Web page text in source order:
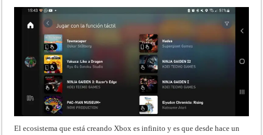
El ecosistema que está creando Xbox es infinito y es que desde hace un